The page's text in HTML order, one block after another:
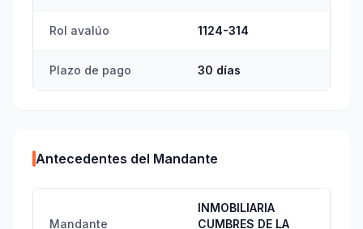
Rol avalúo 1124-314
Plazo de pago 30 días
Antecedentes del Mandante
Mandante
INMOBILIARIA
CUMBRES DE LA